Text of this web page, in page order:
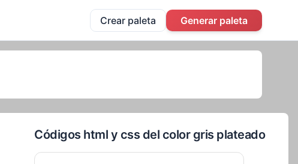
Crear paleta Generar paleta
Códigos html y css del color gris plateado